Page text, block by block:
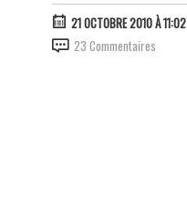
21 OCTOBRE 2010 À 11:02
23 Commentaires